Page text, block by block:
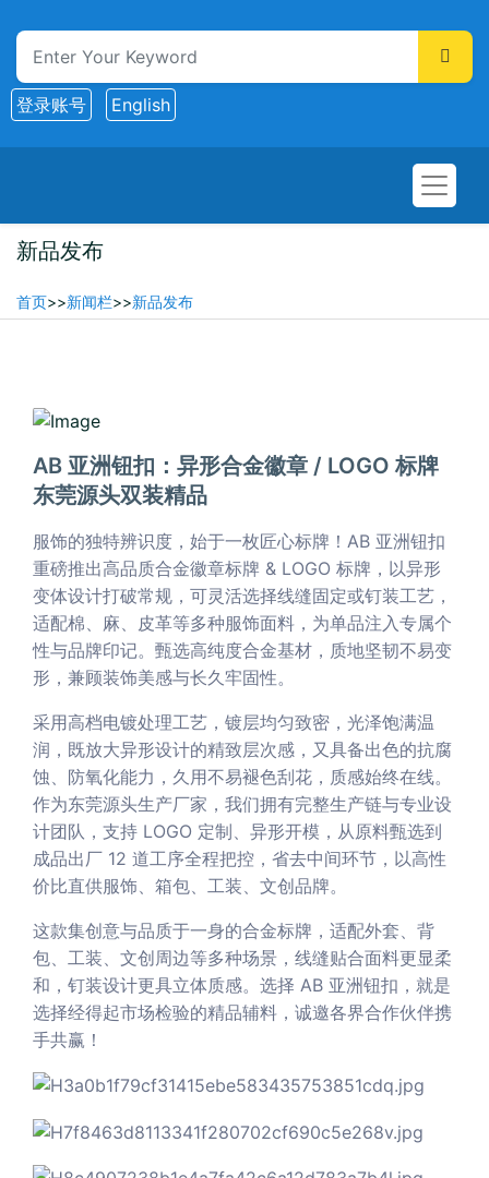
登录账号 English
新品发布
首页>>新闻栏>>新品发布
2025-12-24
AB 亚洲钮扣：异形合金徽章 / LOGO 标牌
东莞源头双装精品
服饰的独特辨识度，始于一枚匠心标牌！AB 亚洲钮扣
重磅推出高品质合金徽章标牌 & LOGO 标牌，以异形
变体设计打破常规，可灵活选择线缝固定或钉装工艺，
适配棉、麻、皮革等多种服饰面料，为单品注入专属个
性与品牌印记。甄选高纯度合金基材，质地坚韧不易变
形，兼顾装饰美感与长久牢固性。
采用高档电镀处理工艺，镀层均匀致密，光泽饱满温
润，既放大异形设计的精致层次感，又具备出色的抗腐
蚀、防氧化能力，久用不易褪色刮花，质感始终在线。
作为东莞源头生产厂家，我们拥有完整生产链与专业设
计团队，支持 LOGO 定制、异形开模，从原料甄选到
成品出厂 12 道工序全程把控，省去中间环节，以高性
价比直供服饰、箱包、工装、文创品牌。
这款集创意与品质于一身的合金标牌，适配外套、背
包、工装、文创周边等多种场景，线缝贴合面料更显柔
和，钉装设计更具立体质感。选择 AB 亚洲钮扣，就是
选择经得起市场检验的精品辅料，诚邀各界合作伙伴携
手共赢！